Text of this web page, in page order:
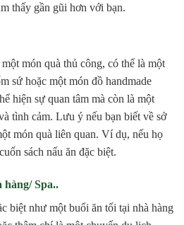
thấy gần gũi hơn với bạn.
món quà thủ công, có thể là một
sứ hoặc một món đồ handmade
hiện sự quan tâm mà còn là một
tình cảm. Lưu ý nếu bạn biết về sở
món quà liên quan. Ví dụ, nếu họ
sách nấu ăn đặc biệt.
hàng/ Spa..
biệt như một buổi ăn tối tại nhà hàng